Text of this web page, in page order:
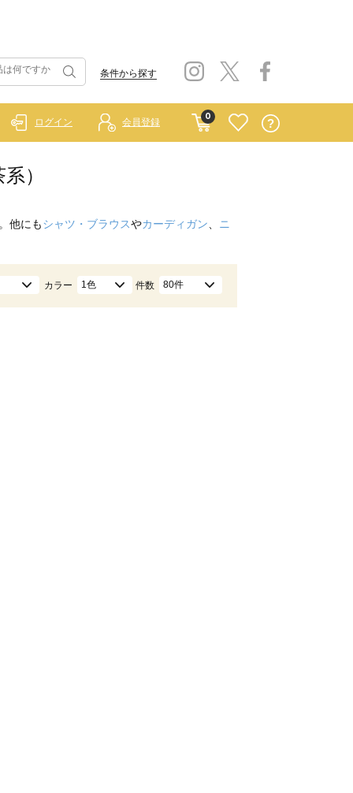
条件から探す
0
ログイン 会員登録
）
他にもシャツ・ブラウスやカーディガン
ニ
カラー 1色 件数 80件